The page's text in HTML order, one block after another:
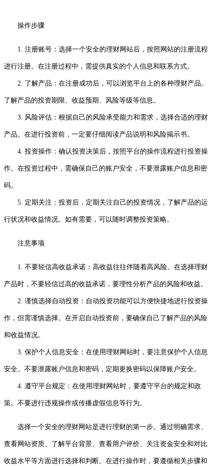
操作步骤
1. 注册账号：选择一个安全的理财网站后，按照网站的注册流程
进行注册。在注册过程中，需提供真实的个人信息和联系方式。
2. 了解产品：在注册成功后，可以浏览平台上的各种理财产品。
了解产品的投资期限、收益预期、风险等级等信息。
3. 风险评估：根据自己的风险承受能力和需求，选择合适的理财
产品。在进行投资前，一定要仔细阅读产品说明和风险揭示书。
4. 投资操作：确认投资决策后，按照平台的操作流程进行投资操
作。在投资过程中，需确保自己的账户安全，不要泄露账户信息和密
码。
5. 定期关注：投资后，定期关注自己的投资情况，了解产品的运
行状况和收益情况。如有需要，可以随时调整投资策略。
注意事项
1. 不要轻信高收益承诺：高收益往往伴随着高风险。在选择理财
产品时，不要轻信过高的收益承诺，要理性分析产品的风险和收益。
2. 谨慎选择自动投资：自动投资功能可以方便快捷地进行投资操
作，但需谨慎选择。在开启自动投资前，要确保自己了解产品的风险
和收益情况。
3. 保护个人信息安全：在使用理财网站时，要注意保护个人信息
安全。不要泄露账户信息和密码，定期更换密码以保障账户安全。
4. 遵守平台规定：在使用理财网站时，要遵守平台的规定和政
策。不要进行违规操作或传播虚假信息等行为。
选择一个安全的理财网站是进行理财的第一步。通过明确需求、
查看网站资质、了解平台背景、查看用户评价、关注资金安全和对比
收益水平等方面进行选择和判断。在进行操作时，要遵循相关步骤和